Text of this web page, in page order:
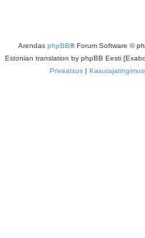
Arendas phpBB® Forum Software ©
Estonian translation by phpBB Eesti
Privaatsus |